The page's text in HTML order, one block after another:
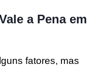
a Pena em
fatores, mas